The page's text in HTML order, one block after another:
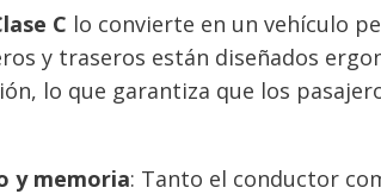
C lo convierte en un vehículo
y traseros están diseñados
lo que garantiza que los
y memoria: Tanto el conductor